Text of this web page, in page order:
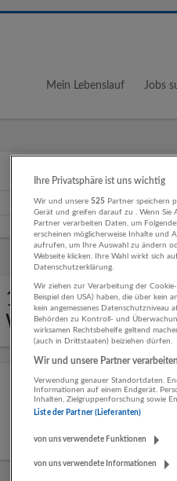
Mein Lebenslauf Jobs
Wo?
1 Assistenz,
Berlin und
Salzburg
Ihre Privatsphäre ist uns wichtig
Wir und unsere525 Partner speichern
Gerät und greifen darauf zu . Wenn Sie
Partner verarbeiten Daten, um
erscheinen möglicherweise Inhalte und
aufrufen, um Ihre Auswahl zu ändern
Webseite klicken. Ihre Wahl wirkt sich
Datenschutzerklärung.
Wir ziehen zur Verarbeitung der
Beispiel den USA) haben, die über kein
kein angemessenes Datenschutzniveau
Behörden zu Kontroll- und
wirksamen Rechtsbehelfe geltend
(auch in Drittstaaten) beiziehen dürfen.
Wir und unsere Partner
Verwendung genauer Standortdaten.
Informationen auf einem Endgerät.
Inhalten, Zielgruppenforschung sowie
Liste der Partner (Lieferanten)
von uns verwendete Funktionen
von uns verwendete Informationen